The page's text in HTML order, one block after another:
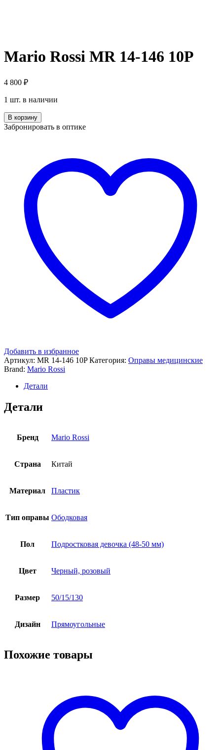
Mario Rossi MR 14-146 10P
4 800 ₽
1 шт. в наличии
Количество
Mario
Rossi
В корзину
Забронировать в оптике
Добавить в избранное
Артикул: MR 14-146 10P Категория: Оправы медицинские
Brand: Mario Rossi
Детали
Детали
Бренд Mario Rossi
Страна Китай
Материал Пластик
Тип оправы Ободковая
Пол Подростковая девочка (48-50 мм)
Цвет Черный, розовый
Размер 50/15/130
Дизайн Прямоугольные
Похожие товары